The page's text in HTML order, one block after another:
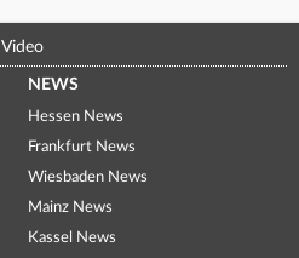
Video
NEWS
Hessen News
Frankfurt News
Wiesbaden News
Mainz News
Kassel News